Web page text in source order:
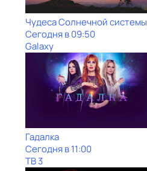
Чудеса Солнечной системы
Сегодня в 09:50
Galaxy
Гадалка
Сегодня в 11:00
ТВ 3